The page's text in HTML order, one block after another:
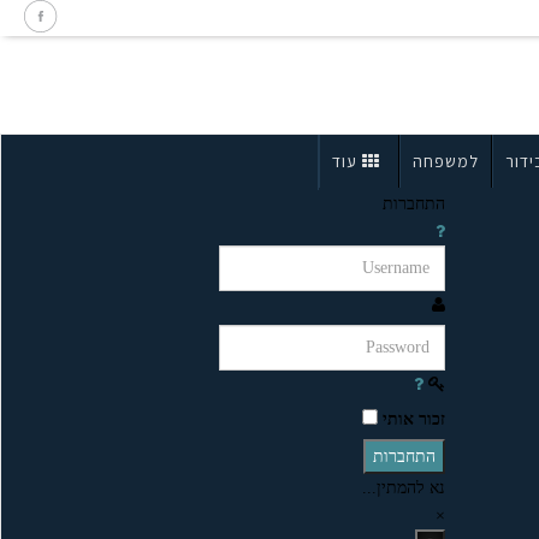
למשפחה עוד
התחברות
זכור אותי
התחברות
נא להמתין...
×